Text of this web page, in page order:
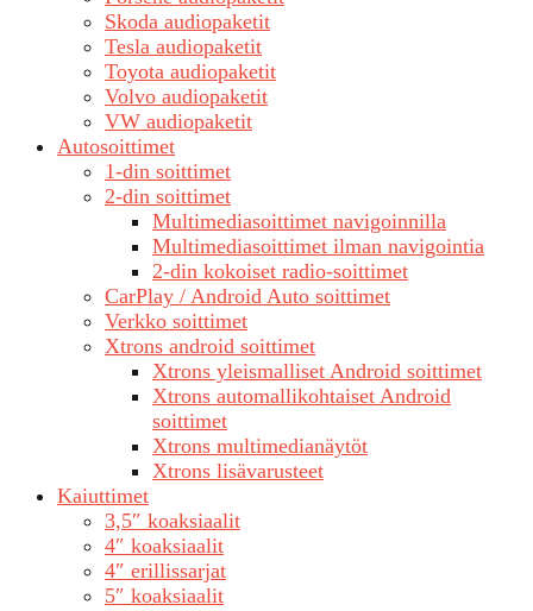
Skoda audiopaketit
Tesla audiopaketit
Toyota audiopaketit
Volvo audiopaketit
VW audiopaketit
Autosoittimet
1-din soittimet
2-din soittimet
Multimediasoittimet navigoinnilla
Multimediasoittimet ilman navigointia
2-din kokoiset radio-soittimet
CarPlay / Android Auto soittimet
Verkko soittimet
Xtrons android soittimet
Xtrons yleismalliset Android soittimet
Xtrons automallikohtaiset Android
soittimet
Xtrons multimedianäytöt
Xtrons lisävarusteet
Kaiuttimet
3,5″ koaksiaalit
4″ koaksiaalit
4″ erillissarjat
5″ koaksiaalit